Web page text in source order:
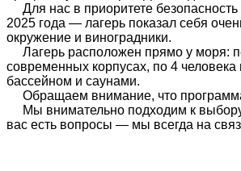
Для нас в приоритете
2025 года — лагерь показал себя
окружение и виноградники.
Лагерь расположен прямо у моря:
современных корпусах, по 4
бассейном и саунами.
Обращаем внимание, что программа
Мы внимательно подходим к выбору
вас есть вопросы — мы всегда на